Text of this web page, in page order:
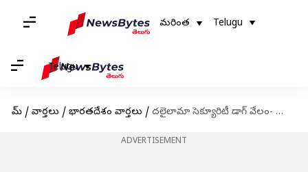
మరింత Telugu
Telugu
హోమ్ / వార్తలు / భారతదేశం వార్తలు / దలైలామా సెక్యూరిటీ డాగ్ వేలం- ఎంత మొత్తానికి దక్కించుకున్నారో తెలుసా?
ADVERTISEMENT